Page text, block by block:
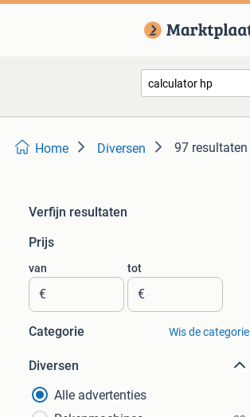
Home Diversen 97 resultaten
Verfijn resultaten
Prijs
van
€
tot
€
Categorie Wis de categorie
Diversen
Alle advertenties